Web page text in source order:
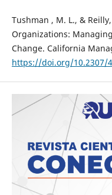
Tushman , M. L., &
Organizations:
Change. California
https://doi.org/10.2307/